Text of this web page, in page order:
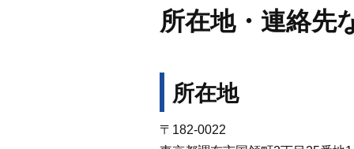
所在地・連絡先
所在地
〒182-0022